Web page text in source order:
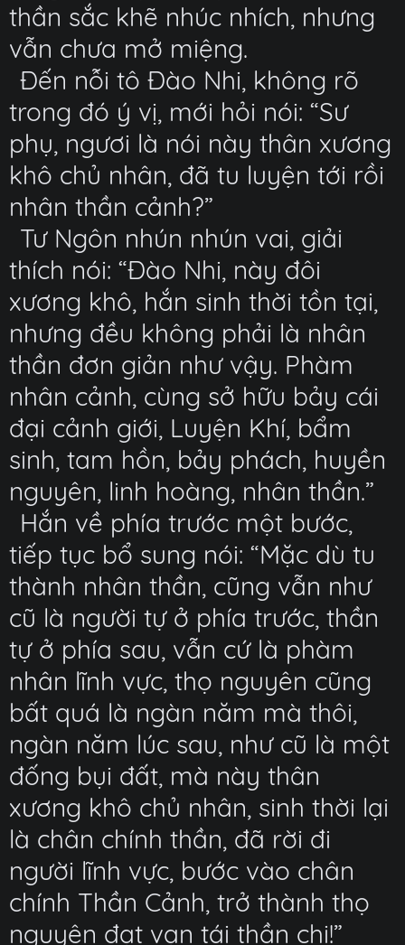
thần sắc khẽ nhúc nhích, nhưng
vẫn chưa mở miệng.
Đến nỗi tô Đào Nhi, không rõ
trong đó ý vị, mới hỏi nói: “Sư
phụ, ngươi là nói này thân xương
khô chủ nhân, đã tu luyện tới rồi
nhân thần cảnh?”
Tư Ngôn nhún nhún vai, giải
thích nói: “Đào Nhi, này đôi
xương khô, hắn sinh thời tồn tại,
nhưng đều không phải là nhân
thần đơn giản như vậy. Phàm
nhân cảnh, cùng sở hữu bảy cái
đại cảnh giới, Luyện Khí, bẩm
sinh, tam hồn, bảy phách, huyền
nguyên, linh hoàng, nhân thần.”
Hắn về phía trước một bước,
tiếp tục bổ sung nói: “Mặc dù tu
thành nhân thần, cũng vẫn như
cũ là người tự ở phía trước, thần
tự ở phía sau, vẫn cứ là phàm
nhân lĩnh vực, thọ nguyên cũng
bất quá là ngàn năm mà thôi,
ngàn năm lúc sau, như cũ là một
đống bụi đất, mà này thân
xương khô chủ nhân, sinh thời lại
là chân chính thần, đã rời đi
người lĩnh vực, bước vào chân
chính Thần Cảnh, trở thành thọ
nguyên đạt vạn tái thần chi!”